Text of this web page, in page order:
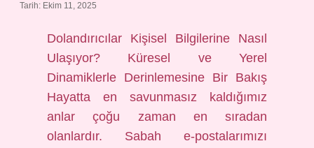
Tarih: Ekim 11, 2025
Dolandırıcılar Kişisel Bilgilerine Nasıl
Ulaşıyor? Küresel ve Yerel
Dinamiklerle Derinlemesine Bir Bakış
Hayatta en savunmasız kaldığımız
anlar çoğu zaman en sıradan
olanlardır. Sabah e-postalarımızı